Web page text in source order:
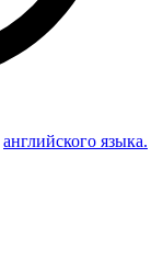
английского языка.